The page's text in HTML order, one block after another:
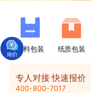
塑料包装 纸质包装
专人对接 快速报价
400-800-7017